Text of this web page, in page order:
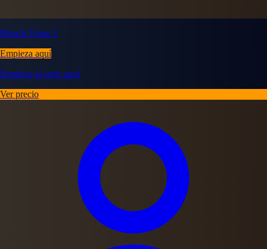
Bleach Tomo 1
Empieza aquí
Empieza la serie aquí
Ver precio